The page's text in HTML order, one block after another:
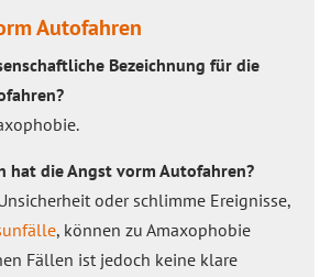
Autofahren
Bezeichnung für die
hat die Angst vorm Autofahren?
oder schlimme Ereignisse,
, können zu Amaxophobie
Fällen ist jedoch keine klare